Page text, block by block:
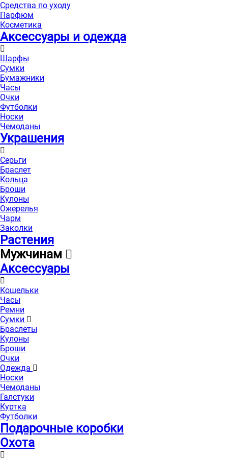
Средства по уходу
Парфюм
Косметика
Аксессуары и одежда
Шарфы
Сумки
Бумажники
Часы
Очки
Футболки
Носки
Чемоданы
Украшения
Серьги
Браслет
Кольца
Броши
Кулоны
Ожерелья
Чарм
Заколки
Растения
Мужчинам
Аксессуары
Кошельки
Часы
Ремни
Сумки
Браслеты
Кулоны
Броши
Очки
Одежда
Носки
Чемоданы
Галстуки
Куртка
Футболки
Подарочные коробки
Охота